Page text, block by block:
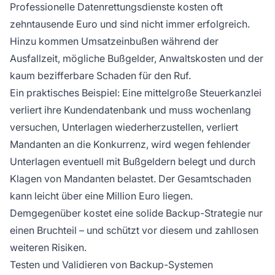
Professionelle Datenrettungsdienste kosten oft
zehntausende Euro und sind nicht immer erfolgreich.
Hinzu kommen Umsatzeinbußen während der
Ausfallzeit, mögliche Bußgelder, Anwaltskosten und der
kaum bezifferbare Schaden für den Ruf.
Ein praktisches Beispiel: Eine mittelgroße Steuerkanzlei
verliert ihre Kundendatenbank und muss wochenlang
versuchen, Unterlagen wiederherzustellen, verliert
Mandanten an die Konkurrenz, wird wegen fehlender
Unterlagen eventuell mit Bußgeldern belegt und durch
Klagen von Mandanten belastet. Der Gesamtschaden
kann leicht über eine Million Euro liegen.
Demgegenüber kostet eine solide Backup-Strategie nur
einen Bruchteil – und schützt vor diesem und zahllosen
weiteren Risiken.
Testen und Validieren von Backup-Systemen